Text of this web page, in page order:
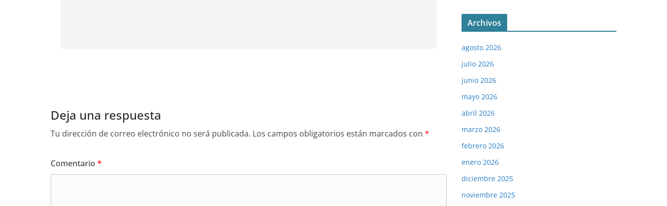
Deja una respuesta
Tu dirección de correo electrónico no será publicada. Los campos obligatorios están marcados con *
Comentario *
Archivos
agosto 2026
julio 2026
junio 2026
mayo 2026
abril 2026
marzo 2026
febrero 2026
enero 2026
diciembre 2025
noviembre 2025